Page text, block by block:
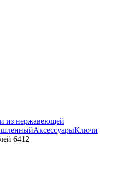
из нержавеющей
АксессуарыКлючи
6412